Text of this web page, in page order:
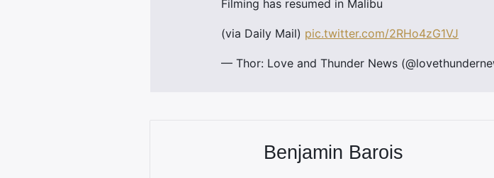
Filming has resumed in Malibu
(via Daily Mail) pic.twitter.com/2RHo4zG1VJ
— Thor: Love and Thunder News
Benjamin Barois